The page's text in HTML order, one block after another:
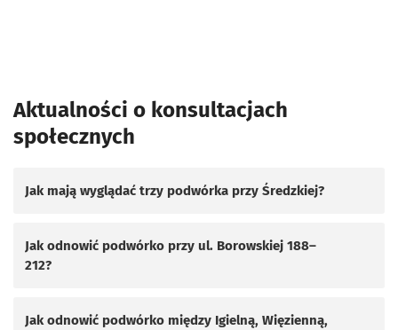
Aktualności o konsultacjach
społecznych
Jak mają wyglądać trzy podwórka przy Średzkiej?
Jak odnowić podwórko przy ul. Borowskiej 188–
212?
Jak odnowić podwórko między Igielną, Więzienną,